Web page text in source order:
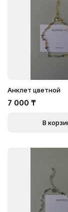
Анклет цветной
7 000 ₸
В